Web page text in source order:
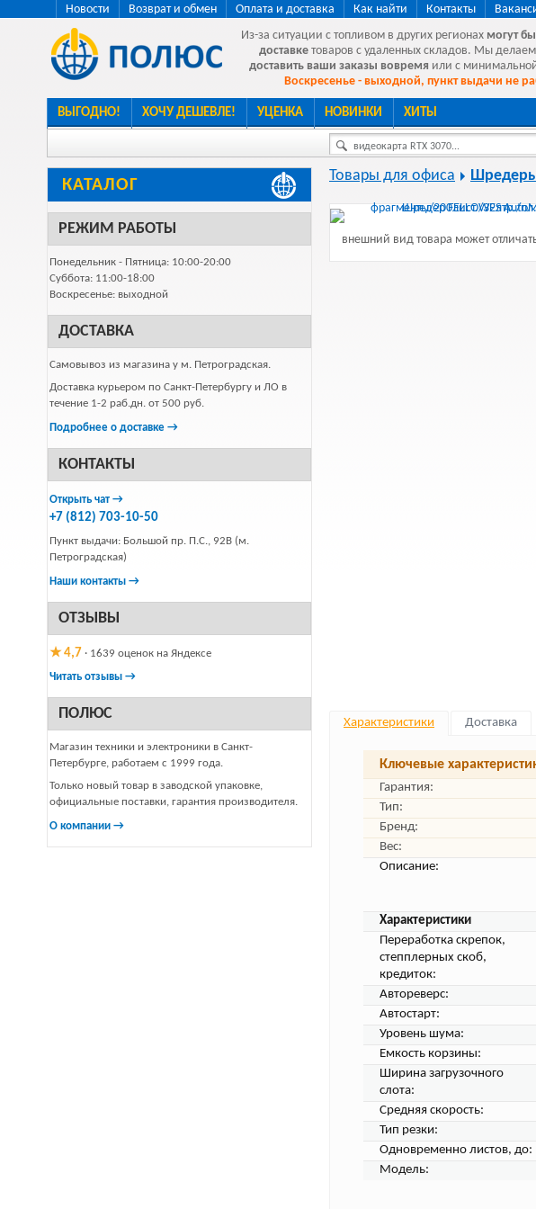
Новости Возврат и обмен Оплата и доставка Как найти Контакты
Из-за ситуации с топливом в других регионах могут
доставке товаров с удаленных складов. Мы
доставить ваши заказы вовремя или с
Воскресенье - выходной, пункт выдачи не
ВЫГОДНО! ХОЧУ ДЕШЕВЛЕ! УЦЕНКА НОВИНКИ ХИТЫ
видеокарта RTX 3070...
КАТАЛОГ
РЕЖИМ РАБОТЫ
Понедельник - Пятница: 10:00-20:00
Суббота: 11:00-18:00
Воскресенье: выходной
ДОСТАВКА
Самовывоз из магазина у м. Петроградская.
Доставка курьером по Санкт-Петербургу и ЛО в
течение 1-2 раб.дн. от 500 руб.
Подробнее о доставке →
КОНТАКТЫ
Открыть чат →
+7 (812) 703-10-50
Пункт выдачи: Большой пр. П.С., 92В (м.
Петроградская)
Наши контакты →
ОТЗЫВЫ
★ 4,7 · 1639 оценок на Яндексе
Читать отзывы →
ПОЛЮС
Магазин техники и электроники в Санкт-
Петербурге, работаем с 1999 года.
Только новый товар в заводской упаковке,
официальные поставки, гарантия производителя.
О компании →
Товары для офиса
внешний вид товара может
Характеристики Доставка
Ключевые
Гарантия:
Тип:
Бренд:
Вес:
Описание:
Характеристики
Переработка скрепок,
степплерных скоб,
кредиток:
Автореверс:
Автостарт:
Уровень шума:
Емкость корзины:
Ширина загрузочного
слота:
Средняя скорость:
Тип резки:
Одновременно листов, до:
Модель: